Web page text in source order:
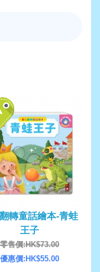
轉童話繪本-青蛙
王子
零售價:HK$73.00
優惠價:HK$55.00